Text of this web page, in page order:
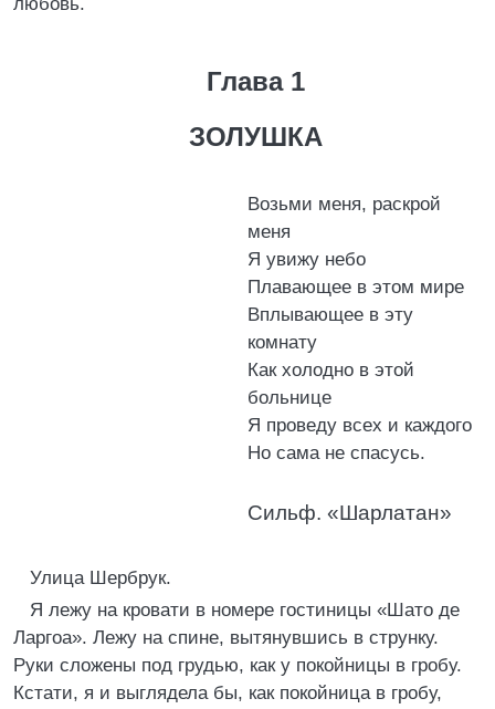
Глава 1
ЗОЛУШКА
Возьми меня, раскрой
меня
Я увижу небо
Плавающее в этом мире
Вплывающее в эту
комнату
Как холодно в этой
больнице
Я проведу всех и каждого
Но сама не спасусь.
Сильф. «Шарлатан»
Улица Шербрук.
Я лежу на кровати в номере гостиницы «Шато де
Ларгоа». Лежу на спине, вытянувшись в струнку.
Руки сложены под грудью, как у покойницы в гробу.
Кстати, я и выглядела бы, как покойница в гробу,